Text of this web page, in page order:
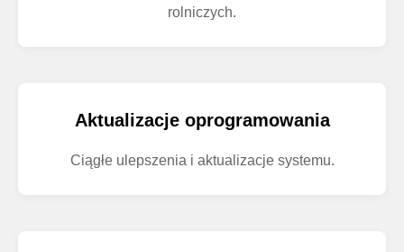
rolniczych.
Aktualizacje oprogramowania
Ciągłe ulepszenia i aktualizacje systemu.